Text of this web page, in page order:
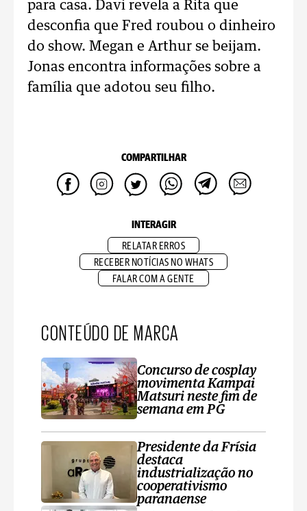
para casa. Davi revela a Rita que
desconfia que Fred roubou o dinheiro
do show. Megan e Arthur se beijam.
Jonas encontra informações sobre a
família que adotou seu filho.
COMPARTILHAR
INTERAGIR
RELATAR ERROS
RECEBER NOTÍCIAS NO WHATS
FALAR COM A GENTE
CONTEÚDO DE MARCA
Concurso de cosplay
movimenta Kampai
Matsuri neste fim de
semana em PG
Presidente da Frísia
destaca
industrialização no
cooperativismo
paranaense